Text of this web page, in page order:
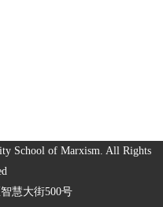
School of Marxism. All Rights
慧大街500号